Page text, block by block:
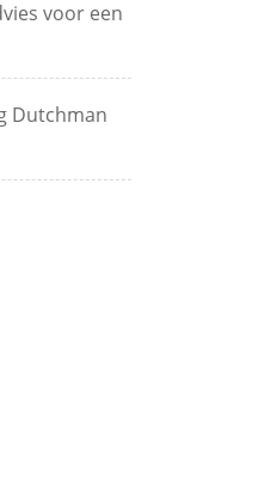
voor een
Dutchman